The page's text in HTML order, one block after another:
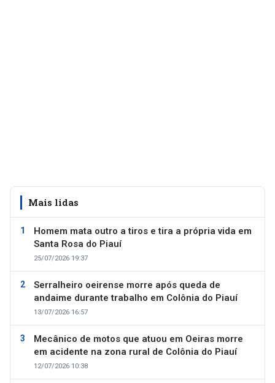
Mais lidas
Homem mata outro a tiros e tira a própria vida em
Santa Rosa do Piauí
25/07/2026 19:37
Serralheiro oeirense morre após queda de
andaime durante trabalho em Colônia do Piauí
13/07/2026 16:57
Mecânico de motos que atuou em Oeiras morre
em acidente na zona rural de Colônia do Piauí
12/07/2026 10:38